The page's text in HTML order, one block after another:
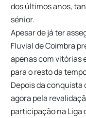
dos últimos anos,
sénior.
Apesar de já ter
Fluvial de Coimbra
apenas com vitórias
para o resto da
Depois da conquista
agora pela
participação na Liga